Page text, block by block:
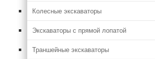
Колесные экскаваторы
Экскаваторы с прямой лопатой
Траншейные экскаваторы